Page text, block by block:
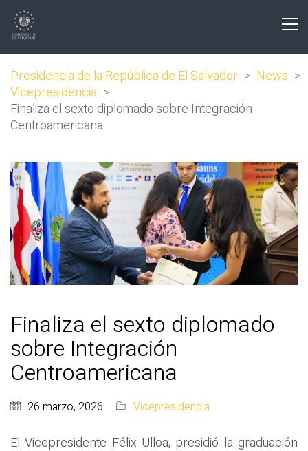
Presidencia de la República de El Salvador > News >
Vicepresidencia >
Finaliza el sexto diplomado sobre Integración
Centroamericana
Finaliza el sexto diplomado
sobre Integración
Centroamericana
26 marzo, 2026 Vicepresidencia
El Vicepresidente Félix Ulloa, presidió la graduación